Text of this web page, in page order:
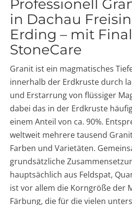
Professionell
in Dachau
Erding – mit
StoneCare
Granit ist ein magmatisches
innerhalb der Erdkruste durch
und Erstarrung von flüssiger
dabei das in der Erdkruste
einem Anteil von ca. 90%.
weltweit mehrere tausend
Farben und Varietäten.
grundsätzliche
hauptsächlich aus Feldspat,
ist vor allem die Korngröße der
Färbung, die für die vielen